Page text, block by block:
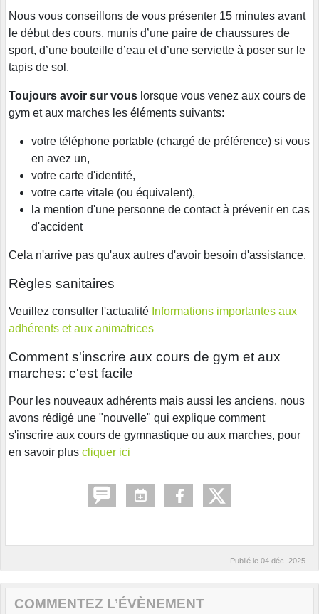
Nous vous conseillons de vous présenter 15 minutes avant
le début des cours, munis d’une paire de chaussures de
sport, d’une bouteille d’eau et d’une serviette à poser sur le
tapis de sol.
Toujours avoir sur vous lorsque vous venez aux cours de
gym et aux marches les éléments suivants:
votre téléphone portable (chargé de préférence) si vous
en avez un,
votre carte d'identité,
votre carte vitale (ou équivalent),
la mention d'une personne de contact à prévenir en cas
d'accident
Cela n'arrive pas qu'aux autres d'avoir besoin d'assistance.
Règles sanitaires
Veuillez consulter l'actualité Informations importantes aux
adhérents et aux animatrices
Comment s'inscrire aux cours de gym et aux
marches: c'est facile
Pour les nouveaux adhérents mais aussi les anciens, nous
avons rédigé une "nouvelle" qui explique comment
s'inscrire aux cours de gymnastique ou aux marches, pour
en savoir plus cliquer ici
Publié le 04 déc. 2025
COMMENTEZ L’ÉVÈNEMENT